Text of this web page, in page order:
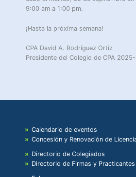
9:00 am a 1:00 pm.
¡Hasta la próxima semana!
CPA David A. Rodríguez Ortiz
Presidente del Colegio de CPA
Calendario de eventos
Concesión y Renovación de
Directorio de Colegiados
Directorio de Firmas y Practicantes